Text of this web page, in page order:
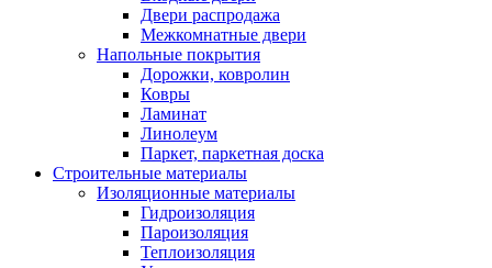
Двери распродажа
Межкомнатные двери
Напольные покрытия
Дорожки, ковролин
Ковры
Ламинат
Линолеум
Паркет, паркетная доска
Строительные материалы
Изоляционные материалы
Гидроизоляция
Пароизоляция
Теплоизоляция